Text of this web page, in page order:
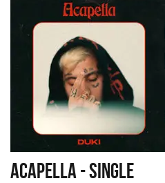
ACAPELLA - SINGLE